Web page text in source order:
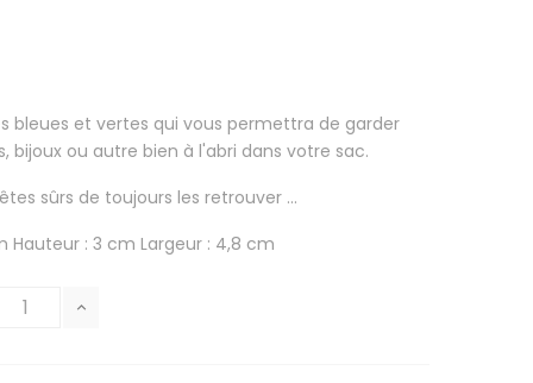
bleues et vertes qui vous permettra de garder
bijoux ou autre bien à l'abri dans votre sac.
sûrs de toujours les retrouver ...
Hauteur : 3 cm Largeur : 4,8 cm